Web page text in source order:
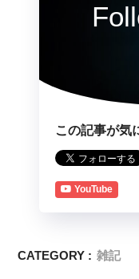
この記事が気
YouTube
CATEGORY : 雑記